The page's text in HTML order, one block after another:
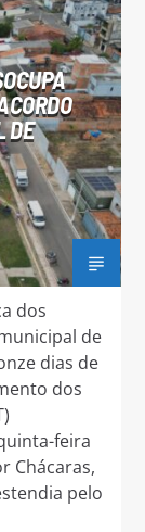
DE
dos
de
dias de
dos
feira
Chácaras,
pelo